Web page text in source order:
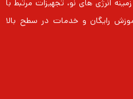
انرژی های نو، تجهیزات مرتبط با
رایگان و خدمات در سطح بالا